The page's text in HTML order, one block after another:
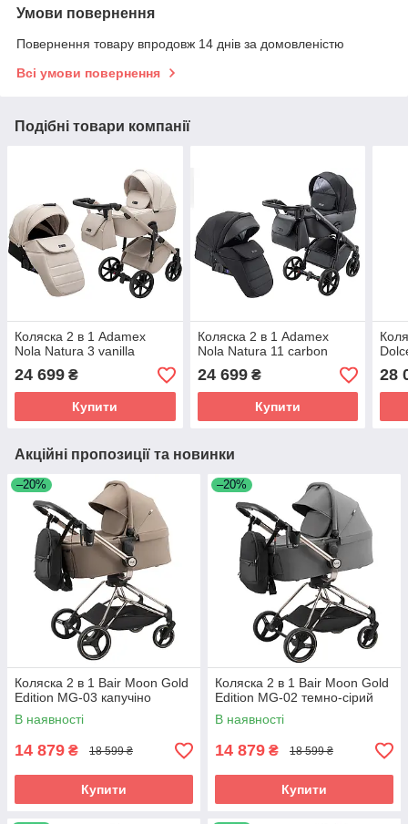
Умови повернення
Повернення товару впродовж 14 днів за домовленістю
Всі умови повернення
Подібні товари компанії
Коляска 2 в 1 Adamex
Nola Natura 3 vanilla
24 699 ₴
Купити
Коляска 2 в 1 Adamex
Nola Natura 11 carbon
24 699₴
Купити
28
Акційні пропозиції та новинки
–20%
Коляска 2 в 1 Bair Moon Gold
Edition MG-03 капучіно
В наявності
14 879 ₴ 18 599 ₴
Купити
–20%
Коляска 2 в 1 Bair Moon Gold
Edition MG-02 темно-сірий
В наявності
14 879 ₴ 18 599 ₴
Купити